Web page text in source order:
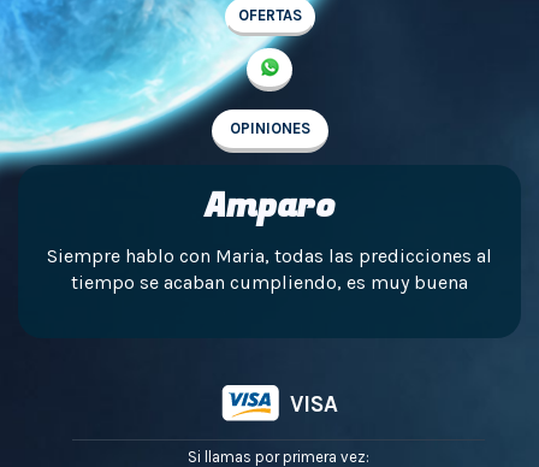
OFERTAS
OPINIONES
Amparo
Siempre hablo con Maria, todas las predicciones al
tiempo se acaban cumpliendo, es muy buena
VISA
Si llamas por primera vez: